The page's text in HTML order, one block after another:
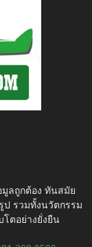
ลถูกต้อง ทันสมัย
ป รวมทั้งนวัตกรรม
โตอย่างยั่งยืน